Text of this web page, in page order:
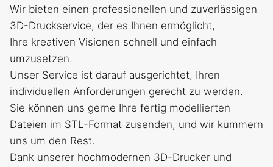
Wir bieten einen professionellen und zuverlässigen
3D-Druckservice, der es Ihnen ermöglicht,
Ihre kreativen Visionen schnell und einfach
umzusetzen.
Unser Service ist darauf ausgerichtet, Ihren
individuellen Anforderungen gerecht zu werden.
Sie können uns gerne Ihre fertig modellierten
Dateien im STL-Format zusenden, und wir kümmern
uns um den Rest.
Dank unserer hochmodernen 3D-Drucker und